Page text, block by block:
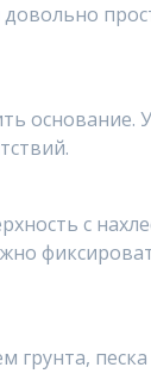
основание.
с
грунта,